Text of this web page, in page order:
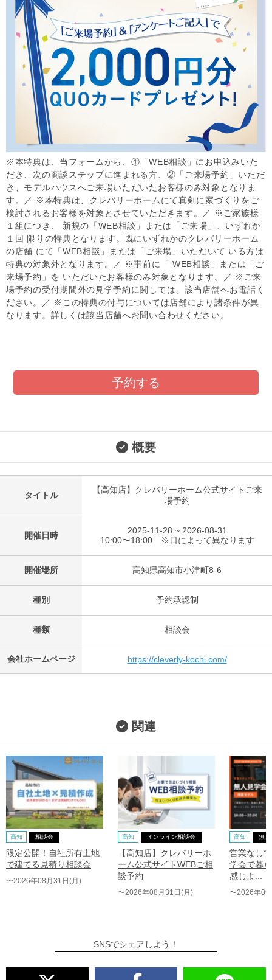
※本特典は、当フォームから、①「WEB相談」にお申込みいた
だき、次の商談ステップに進まれる方、②「ご来場予約」いただ
き、モデルハウスへご来場いただいたお客様のみ対象となりま
す。／ ※本特典は、クレバリーホームにて真剣に家づくりをご
検討されるお客様を対象とさせていただきます。／ ※ご家族様
１組につき、 新規の「WEB相談」または「ご来場」、いずれか
１回 限りの特典となります。既にいずれかのクレバリーホーム
の店舗 にて「WEB相談」または「ご来場」いただいて いる方は
特典の対象外となります。／ ※事前に「 WEB相談」または「ご
来場予約」を いただいたお客様のみ対象となります。／ ※ご来
場予約の受付期間外の見学予約に関しては、該当店舗へお電話く
ださい。／ ※この特典の付与については店舗により諸条件が異
なります。詳しくは該当店舗へお問い合わせください。
予約する
概要
タイトル
【高知店】クレバリーホーム公式サイトご来
場予約
開催日時
2025-11-28 ~ 2026-08-31
10:00〜18:00 ※日によって異なります
開催場所 高知県高知市小津町8-6
種別 予約承認制
種類 相談会
会社ホームページ https://cleverly-kochi.com/
関連
高知 相談会
限定公開！自社所有土地
で建てる見積り相談会
〜2026年08月31日(月)
高知 オンライン相談会
【高知店】クレバリーホ
ーム公式サイトWEBご相
談予約
〜2026年08月31日(月)
高知 無人
営業なし
学会で暮
感じよ...
〜2026年09
SNSでシェアしよう！